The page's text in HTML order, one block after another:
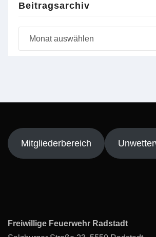
Beitragsarchiv
Mitgliederbereich
Freiwillige Feuerwehr Radstadt